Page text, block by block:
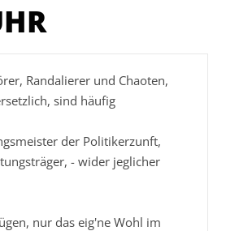
Randalierer und Chaoten,
sind häufig
der Politikerzunft,
- wider jeglicher
nur das eig'ne Wohl im